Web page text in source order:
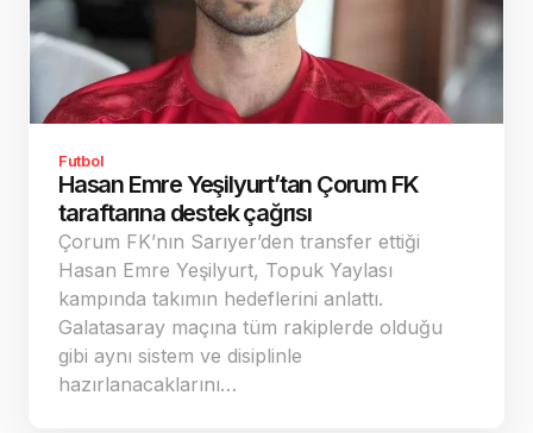
Futbol
Hasan Emre Yeşilyurt’tan Çorum FK
taraftarına destek çağrısı
Çorum FK’nın Sarıyer’den transfer ettiği
Hasan Emre Yeşilyurt, Topuk Yaylası
kampında takımın hedeflerini anlattı.
Galatasaray maçına tüm rakiplerde olduğu
gibi aynı sistem ve disiplinle
hazırlanacaklarını…